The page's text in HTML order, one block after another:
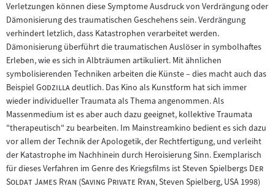
Verletzungen können diese Symptome Ausdruck von Verdrängung oder
Dämonisierung des traumatischen Geschehens sein. Verdrängung
verhindert letzlich, dass Katastrophen verarbeitet werden.
Dämonisierung überführt die traumatischen Auslöser in symbolhaftes
Erleben, wie es sich in Albträumen artikuliert. Mit ähnlichen
symbolisierenden Techniken arbeiten die Künste – dies macht auch das
Beispiel "
Godzilla"deutlich. Das Kino als Kunstform hat sich immer
wieder individueller Traumata als Thema angenommen. Als
Massenmedium ist es aber auch dazu geeignet, kollektive Traumata
"therapeutisch" zu bearbeiten. Im Mainstreamkino bedient es sich dazu
vor allem der Technik der Apologetik, der Rechtfertigung, und verleiht
der Katastrophe im Nachhinein durch Heroisierung Sinn. Exemplarisch
für dieses Verfahren im Genre des Kriegsfilms ist Steven Spielbergs "Der
Soldat James Ryan "("Saving Private Ryan", Steven Spielberg, USA 1998)